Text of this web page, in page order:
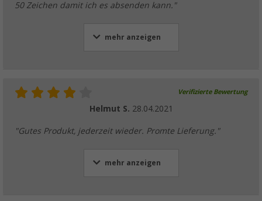
50 Zeichen damit ich es absenden kann."
mehr anzeigen
Verifizierte Bewertung
Helmut S. 28.04.2021
"Gutes Produkt, jederzeit wieder. Promte Lieferung."
mehr anzeigen